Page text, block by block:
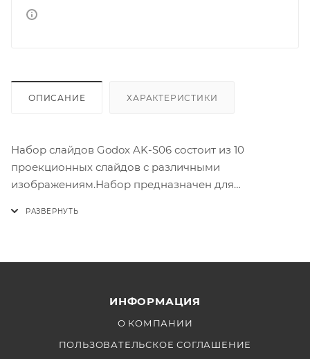
ОПИСАНИЕ ХАРАКТЕРИСТИКИ
Набор слайдов Godox AK-S06 состоит из 10
проекционных слайдов с различными
изображениям.Набор предназначен для
ИНФОРМАЦИЯ
О КОМПАНИИ
ПОЛЬЗОВАТЕЛЬСКОЕ СОГЛАШЕНИЕ